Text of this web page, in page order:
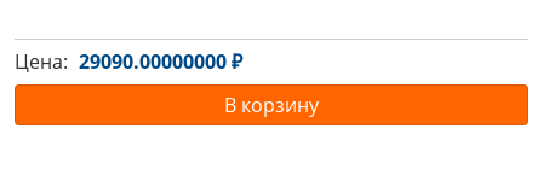
Цена: 29090.00000000 ₽
В корзину